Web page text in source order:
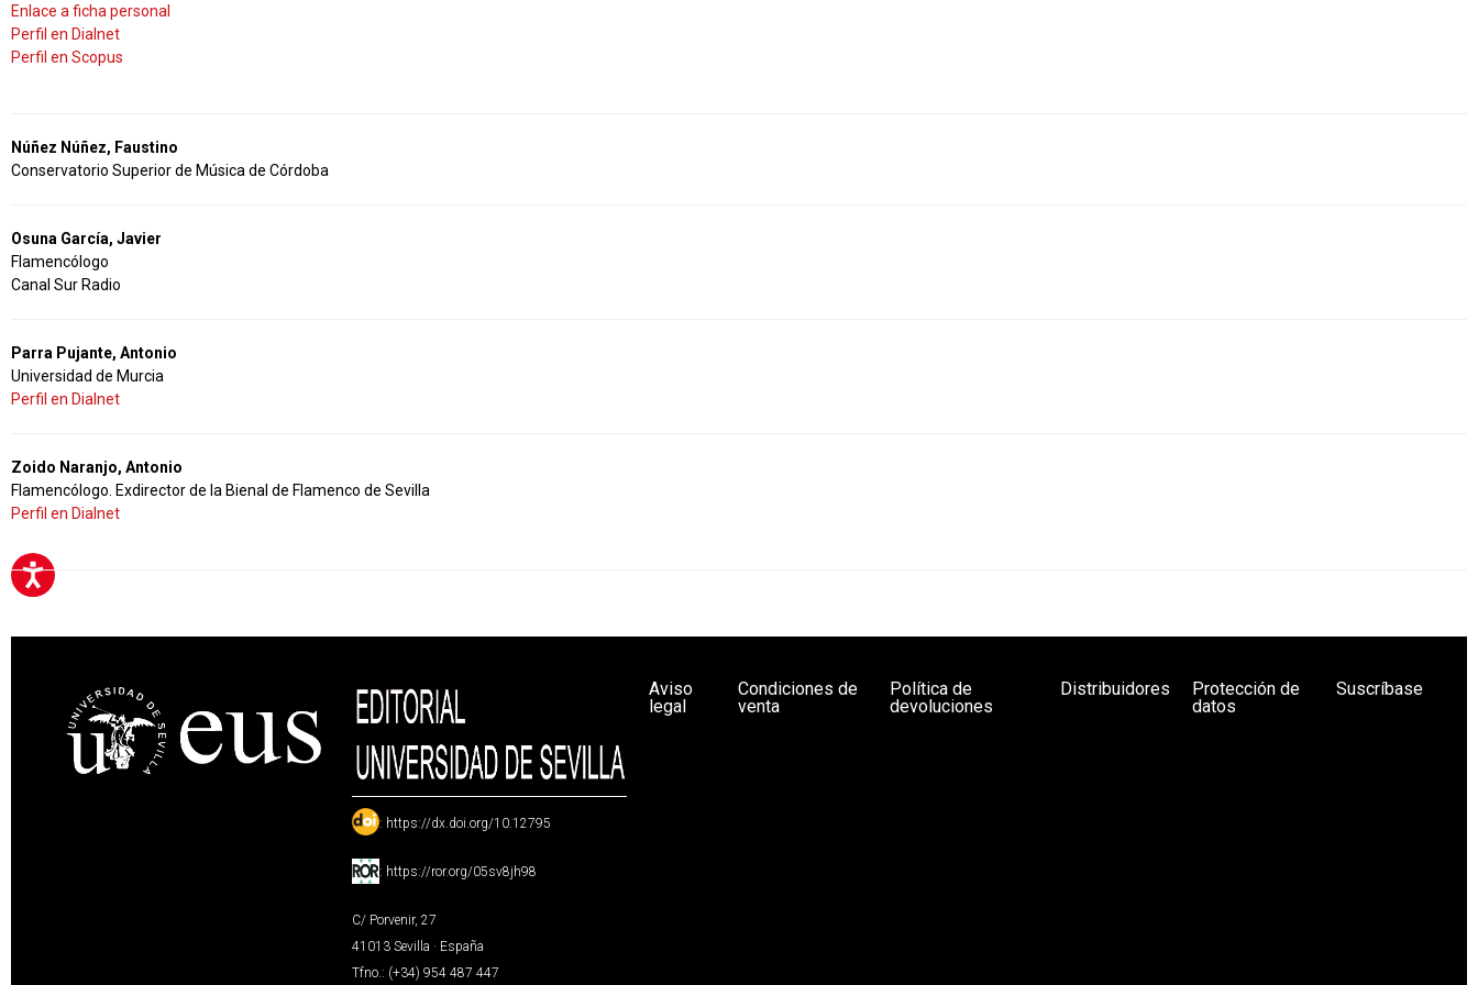
Enlace a ficha personal
Perfil en Dialnet
Perfil en Scopus
Núñez Núñez, Faustino
Conservatorio Superior de Música de Córdoba
Osuna García, Javier
Flamencólogo
Canal Sur Radio
Parra Pujante, Antonio
Universidad de Murcia
Perfil en Dialnet
Zoido Naranjo, Antonio
Flamencólogo. Exdirector de la Bienal de Flamenco de Sevilla
Perfil en Dialnet
: https://dx.doi.org/10.12795
: https://ror.org/05sv8jh98
C/ Porvenir, 27
41013 Sevilla · España
Tfno.: (+34) 954 487 447
Aviso
legal
Condiciones de
venta
Política de
devoluciones
Distribuidores
Protección de
datos
Suscríbase